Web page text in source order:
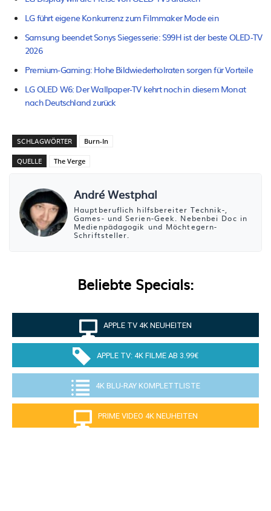
LG führt eigene Konkurrenz zum Filmmaker Mode ein
Samsung beendet Sonys Siegesserie: S99H ist der beste OLED-TV
2026
Premium-Gaming: Hohe Bildwiederholraten sorgen für Vorteile
LG OLED W6: Der Wallpaper-TV kehrt noch in diesem Monat
nach Deutschland zurück
SCHLAGWÖRTER Burn-In
QUELLE The Verge
André Westphal
Hauptberuflich hilfsbereiter Technik-,
Games- und Serien-Geek. Nebenbei Doc in
Medienpädagogik und Möchtegern-
Schriftsteller.
Beliebte Specials:
APPLE TV 4K NEUHEITEN
APPLE TV: 4K FILME AB 3.99€
4K BLU-RAY KOMPLETTLISTE
PRIME VIDEO 4K NEUHEITEN